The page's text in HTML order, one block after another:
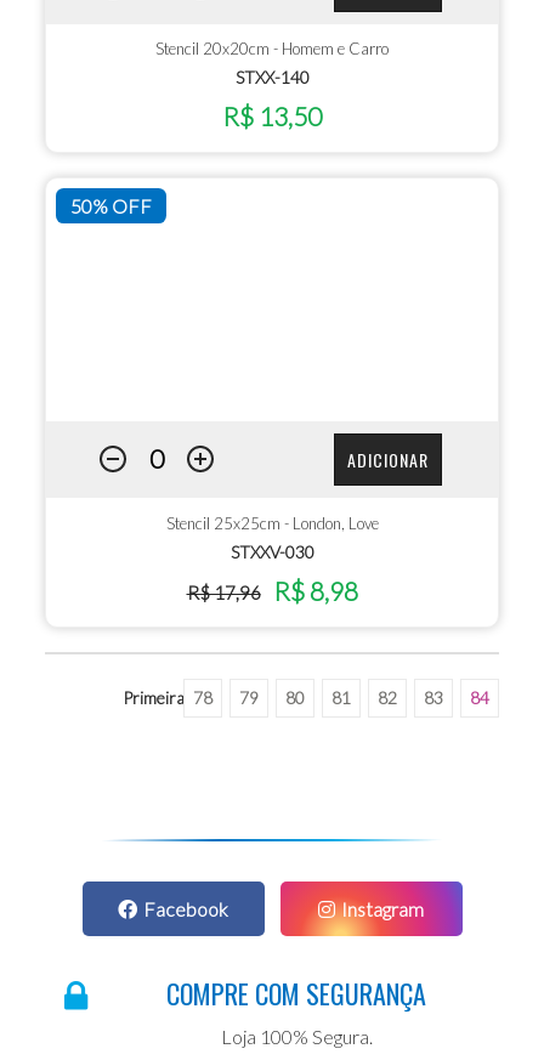
Stencil 20x20cm - Homem e Carro
STXX-140
R$ 13,50
50% OFF
ADICIONAR
Stencil 25x25cm - London, Love
STXXV-030
R$ 17,96 R$ 8,98
Primeira 78 79 80 81 82 83 84
Facebook Instagram
COMPRE COM SEGURANÇA
Loja 100% Segura.